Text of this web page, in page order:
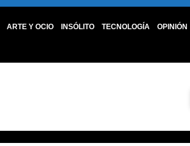
ARTE Y OCIO INSÓLITO TECNOLOGÍA OPINIÓN